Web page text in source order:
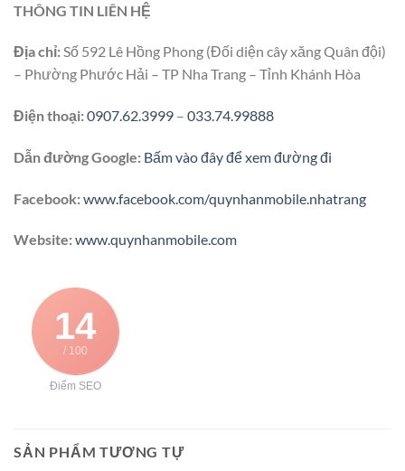
THÔNG TIN LIÊN HỆ
Địa chỉ:Số 592 Lê Hồng Phong (Đối diện cây xăng Quân đội)
– Phường Phước Hải – TP Nha Trang – Tỉnh Khánh Hòa
Điện thoại:0907.62.3999 – 033.74.99888
Dẫn đường Google: Bấm vào đây để xem đường đi
Facebook:www.facebook.com/quynhanmobile.nhatrang
Website:www.quynhanmobile.com
14
/ 100
Điểm SEO
SẢN PHẨM TƯƠNG TỰ